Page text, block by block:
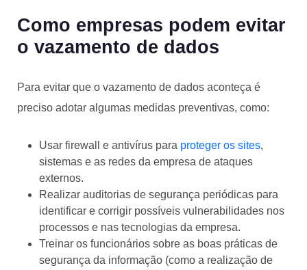
Como empresas podem evitar
o vazamento de dados
Para evitar que o vazamento de dados aconteça é
preciso adotar algumas medidas preventivas, como:
Usar firewall e antivírus para proteger os sites,
sistemas e as redes da empresa de ataques
externos.
Realizar auditorias de segurança periódicas para
identificar e corrigir possíveis vulnerabilidades nos
processos e nas tecnologias da empresa.
Treinar os funcionários sobre as boas práticas de
segurança da informação (como a realização de